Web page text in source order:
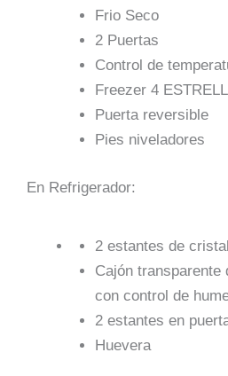
Frio Seco
2 Puertas
Control de
Freezer 4
Puerta reversible
Pies niveladores
En Refrigerador:
2 estantes de
Cajón
con control de
2 estantes en
Huevera